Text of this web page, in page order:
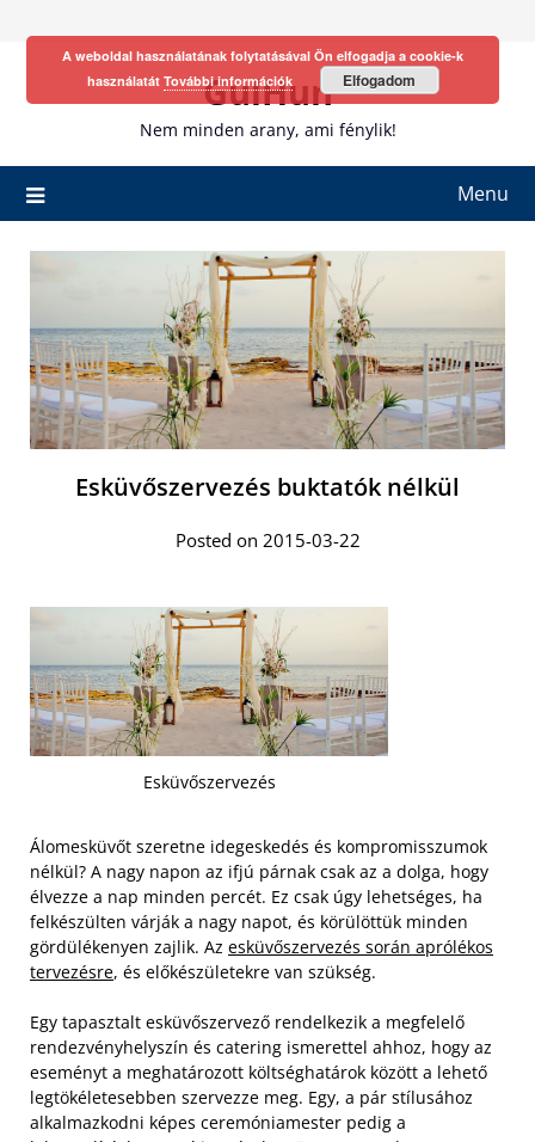
GulHun
Nem minden arany, ami fénylik!
Menu
Esküvőszervezés buktatók nélkül
Posted on 2015-03-22
Esküvőszervezés
Álomesküvőt szeretne idegeskedés és kompromisszumok
nélkül? A nagy napon az ifjú párnak csak az a dolga, hogy
élvezze a nap minden percét. Ez csak úgy lehetséges, ha
felkészülten várják a nagy napot, és körülöttük minden
gördülékenyen zajlik. Az esküvőszervezés során aprólékos
tervezésre, és előkészületekre van szükség.
Egy tapasztalt esküvőszervező rendelkezik a megfelelő
rendezvényhelyszín és catering ismerettel ahhoz, hogy az
eseményt a meghatározott költséghatárok között a lehető
legtökéletesebben szervezze meg. Egy, a pár stílusához
alkalmazkodni képes ceremóniamester pedig a
A weboldal használatának folytatásával Ön elfogadja a cookie-k
használatát További információk Elfogadom